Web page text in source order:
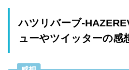
ハツリバーブ-
ューやツイッターの感